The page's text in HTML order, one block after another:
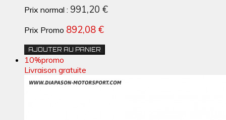
Prix normal : 991,20 €
Prix Promo 892,08 €
AJOUTER AU PANIER
10%promo
Livraison gratuite